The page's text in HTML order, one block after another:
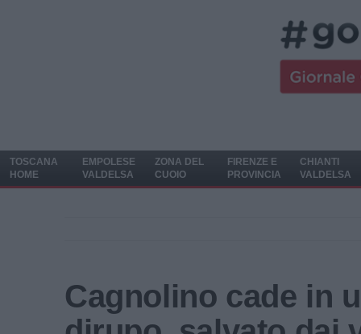
TOSCANA
HOME
EMPOLESE
VALDELSA
ZONA DEL
CUOIO
FIRENZE E
PROVINCIA
CHIANTI
VALDELSA
Cagnolino cade in